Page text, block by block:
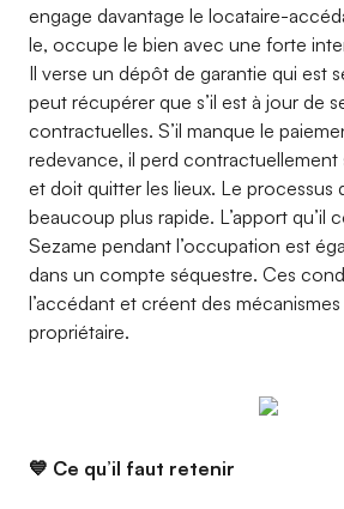
engage davantage le locataire-
le, occupe le bien avec une forte
Il verse un dépôt de garantie qui est
peut récupérer que s’il est à jour de
contractuelles. S’il manque le
redevance, il perd contractuellement
et doit quitter les lieux. Le processus
beaucoup plus rapide. L’apport qu’il
Sezame pendant l’occupation est
dans un compte séquestre. Ces
l’accédant et créent des
propriétaire.
💙 Ce qu’il faut retenir